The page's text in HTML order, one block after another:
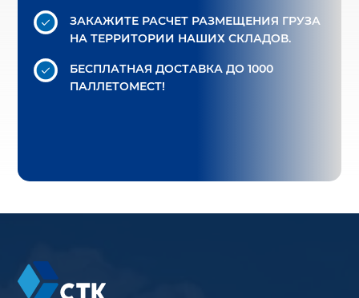
ЗАКАЖИТЕ РАСЧЕТ РАЗМЕЩЕНИЯ ГРУЗА
НА ТЕРРИТОРИИ НАШИХ СКЛАДОВ.
БЕСПЛАТНАЯ ДОСТАВКАДО 1000
ПАЛЛЕТОМЕСТ!